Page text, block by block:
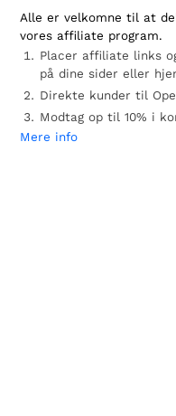
Alle er velkomne til at
vores affiliate program.
Placer affiliate links
på dine sider eller
Direkte kunder til
Modtag op til 10% i
Mere info